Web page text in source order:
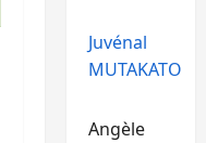
Juvénal
MUTAKATO
Angèle